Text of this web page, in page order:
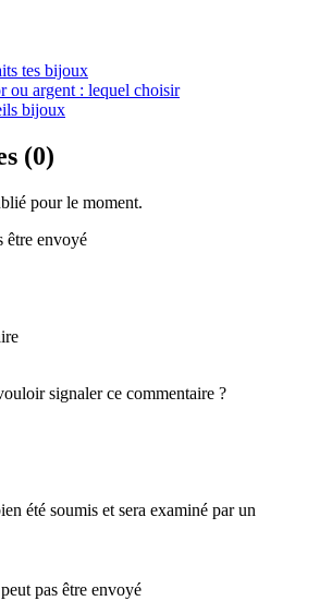
tes bijoux
ou argent : lequel choisir
bijoux
(0)
pour le moment.
être envoyé
signaler ce commentaire ?
été soumis et sera examiné par un
pas être envoyé